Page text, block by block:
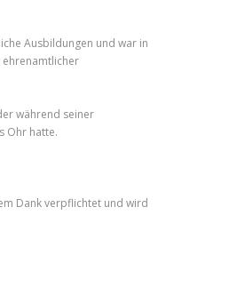
Ausbildungen und war in
ehrenamtlicher
während seiner
Ohr hatte.
Dank verpflichtet und wird